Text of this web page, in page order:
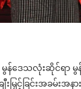
မွန်ဒေသလုံးဆိုင်ရာ မွ
ျီးမြှင့်ခြင်းအခမ်